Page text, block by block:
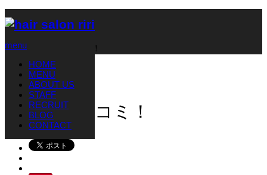
menu
HOME
MENU
ABOUT US
STAFF
RECRUIT
BLOG
CONTACT
ブログ
4月3日の口コミ！
お知らせ
2021.04.7
4月3日の口コミ！